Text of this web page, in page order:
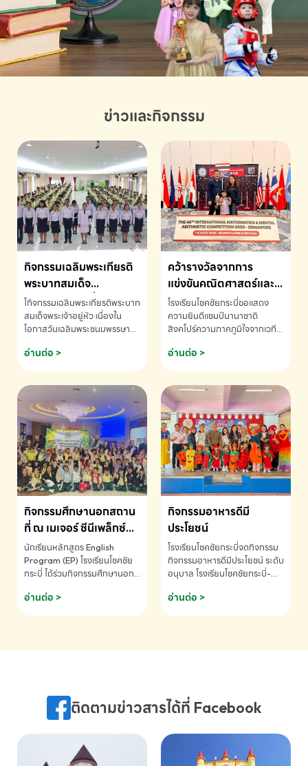
ข่าวและกิจกรรม
กิจกรรมเฉลิมพระเกียรติ
พระบาทสมเด็จ
พระเจ้าอยู่หัว เนื่องใน
โอกาสวันเฉลิม
พระชนมพรรษา
โกิจกรรมเฉลิมพระเกียรติพระบาท
สมเด็จพระเจ้าอยู่หัว เนื่องใน
โอกาสวันเฉลิมพระชนมพรรษา
ข้อมูลเพิ่มเติม โทร. 075-691910
อ่านต่อ >
คว้ารางวัลจากการ
แข่งขันคณิตศาสตร์และ
คณิตคิดเร็วนานาชาติ
ครั้งที่ 46 ประจำปี 2569
ณ ประเทศสิงคโปร์
โรงเรียนโชคชัยกระบี่ขอแสดง
ความยินดีแชมป์นานาชาติ
สิงคโปร์ความภาคภูมิใจจากเวที
ด.ช.พัทธนันท์ พรหมพันธ์ ชั้น
อนุบาล EP K3 โรงเรียนโชคชัย
แข่งขันคณิตศาสตร์และคณิตคิด
เร็วนานาชาติ ครั้งที่ 46 ประจำปี
2569 ณ ประเทศสิงคโปร์
INTERNATIONAL
MATHEMATICS AND
MENTAL ARITHMETIC
COMPETITION 2026 - ถ้วย
รางวัลรองชนะเลิศอันดับที่ 2
Mental Arithmetic
Competition K2 - ถ้วยรางวัล
รองชนะเลิศอันดับที่ 2 Mental
K2(Grop) โรงเรียนโชคชัยกระบี่-
สอบถามข้อมูลเพิ่มเติม โทร.
075-691910
อ่านต่อ >
กิจกรรมศึกษานอกสถาน
ที่ ณ เมเจอร์ ซีนีเพล็กซ์
ระดับประถมศึกษา (EP.1-
6)
นักเรียนหลักสูตร English
Program (EP) โรงเรียนโชคชัย
กระบี่ ได้ร่วมกิจกรรมศึกษานอก
ชมภาพยนตร์ Toy Story 5
(Soundtrack)เพื่อเสริมทักษะ
ภาษา ผ่านประสบการณ์การเรียนรู้
075-691910
อ่านต่อ >
กิจกรรมอาหารดีมี
ประโยชน์
โรงเรียนโชคชัยกระบี่จดกิจกรรม
กิจกรรมอาหารดีมีประโยชน์ ระดับ
อนุบาล โรงเรียนโชคชัยกระบี่-
075-691910
อ่านต่อ >
ติดตามข่าวสารได้ที่ Facebook